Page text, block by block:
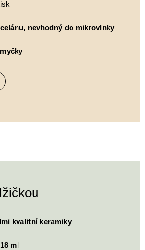
nevhodný do mikrovlnky
kvalitní keramiky
ml